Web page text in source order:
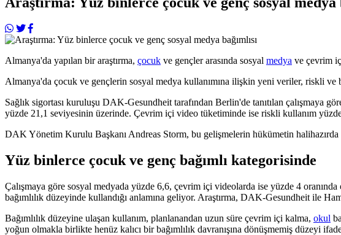
Almanya'da yapılan bir araştırma, çocuk ve gençler arasında sosyal medya ve çevrim
Almanya'da çocuk ve gençlerin sosyal medya kullanımına ilişkin yeni veriler, riskli ve
Sağlık sigortası kuruluşu DAK-Gesundheit tarafından Berlin'de tanıtılan çalışmaya
yüzde 21,1 seviyesinin üzerinde. Çevrim içi video tüketiminde ise riskli kullanım
DAK Yönetim Kurulu Başkanı Andreas Storm, bu gelişmelerin hükümetin
Yüz binlerce çocuk ve genç bağımlı kategorisinde
Çalışmaya göre sosyal medyada yüzde 6,6, çevrim içi videolarda ise yüzde 4
bağımlılık düzeyinde kullandığı anlamına geliyor. Araştırma, DAK-Gesundheit ile
Bağımlılık düzeyine ulaşan kullanım, planlanandan uzun süre çevrim içi kalma, okul
yoğun olmakla birlikte henüz kalıcı bir bağımlılık davranışına dönüşmemiş düzeyi